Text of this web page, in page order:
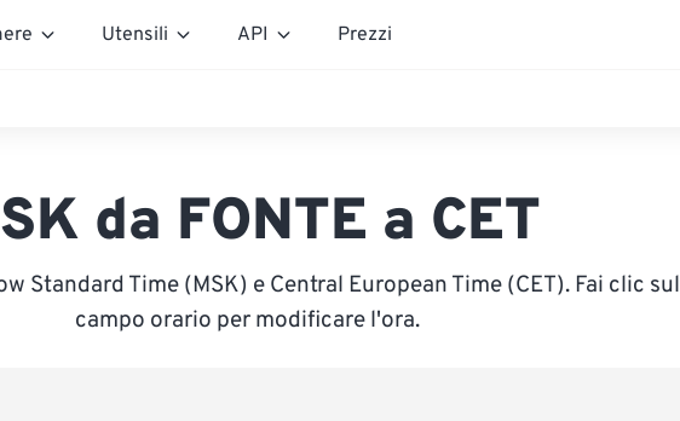
Utensili API Prezzi
da FONTE a CET
Standard Time (MSK) e Central European Time (CET). Fai clic sul
campo orario per modificare l'ora.